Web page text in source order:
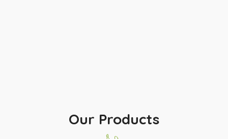
Our Products